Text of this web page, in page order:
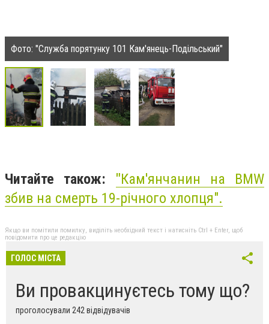
Фото: "Служба порятунку 101 Кам'янець-Подільський"
Читайте також: "Кам'янчанин на BMW
збив на смерть 19-річного хлопця".
Якщо ви помітили помилку, виділіть необхідний текст і натисніть Ctrl + Enter, щоб
повідомити про це редакцію
ГОЛОС МІСТА
Ви провакцинуєтесь тому що?
проголосували 242 відвідувачів